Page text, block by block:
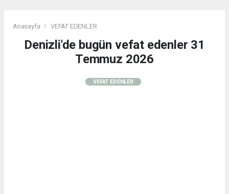
Anasayfa VEFAT EDENLER
Denizli'de bugün vefat edenler 31
Temmuz 2026
VEFAT EDENLER